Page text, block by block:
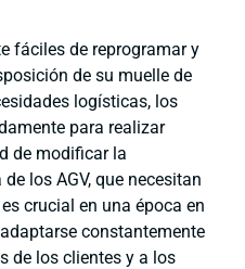
fáciles de reprogramar y
de su muelle de
logísticas, los
para realizar
de modificar la
los AGV, que necesitan
crucial en una época en
constantemente
de los clientes y a los